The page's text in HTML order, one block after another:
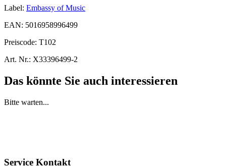
Label: Embassy of Music
EAN: 5016958996499
Preiscode: T102
Art. Nr.: X33396499-2
Das könnte Sie auch interessieren
Bitte warten...
Service Kontakt